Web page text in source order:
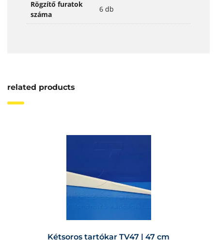
Rögzítő furatok
száma
6 db
related products
Kétsoros tartókar TV47 | 47 cm